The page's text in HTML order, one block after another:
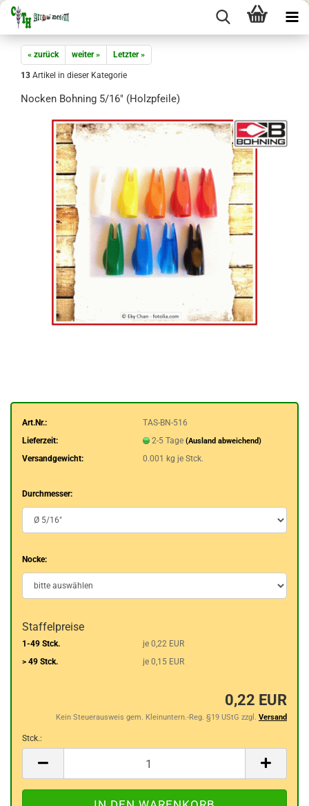
« zurück weiter » Letzter »
13 Artikel in dieser Kategorie
Nocken Bohning 5/16" (Holzpfeile)
Art.Nr.:
TAS-BN-516
Lieferzeit:
2-5 Tage (Ausland abweichend)
Versandgewicht: 0.001 kg je Stck.
Durchmesser:
Nocke:
Staffelpreise
1-49 Stck.
je 0,22 EUR
> 49 Stck.
je 0,15 EUR
0,22 EUR
Kein Steuerausweis gem. Kleinuntern.-Reg. §19 UStG zzgl. Versand
Stck.: